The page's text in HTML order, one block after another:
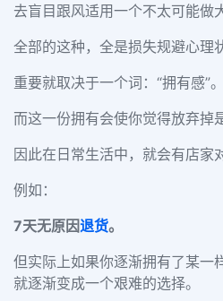
去盲目跟风适用一个不太可能做
全部的这种，全是损失规避心理
重要就取决于一个词：“拥有感”。
而这一份拥有会使你觉得放弃掉
因此在日常生活中，就会有店家
例如：
7天无原因退货。
但实际上如果你逐渐拥有了某一
就逐渐变成一个艰难的选择。